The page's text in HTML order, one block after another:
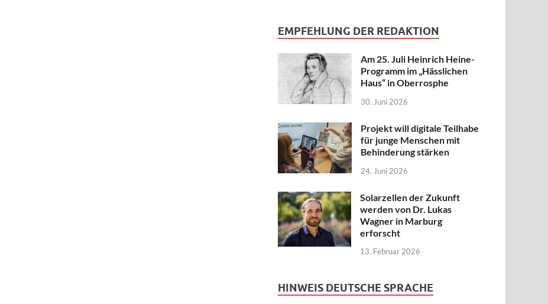
EMPFEHLUNG DER REDAKTION
Am 25. Juli Heinrich Heine-
Programm im „Hässlichen
Haus“ in Oberrosphe
30. Juni 2026
Projekt will digitale Teilhabe
für junge Menschen mit
Behinderung stärken
24. Juni 2026
Solarzellen der Zukunft
werden von Dr. Lukas
Wagner in Marburg
erforscht
13. Februar 2026
HINWEIS DEUTSCHE SPRACHE